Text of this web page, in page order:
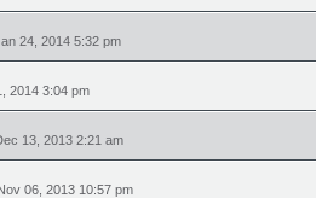
24, 2014 5:32 pm
2014 3:04 pm
13, 2013 2:21 am
06, 2013 10:57 pm